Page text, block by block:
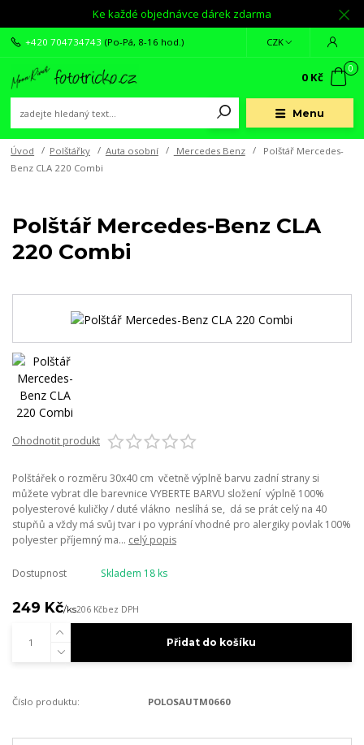
Ke každé objednávce dárek zdarma
Menu
CZK
+420 704734743 (Po-Pá, 8-16 hod.)
0
0 Kč
Úvod Polštářky Auta osobní Mercedes Benz
Polštář Mercedes-
Benz CLA 220 Combi
Polštář Mercedes-Benz CLA
220 Combi
Ohodnotit produkt
Polštářek o rozměru 30x40 cm včetně výplně barvu zadní strany si
můžete vybrat dle barevnice VYBERTE BARVU složení výplně 100%
polyesterové kuličky / duté vlákno neslíhá se, dá se prát celý na 40
stupňů a vždy má svůj tvar i po vyprání vhodné pro alergiky povlak 100%
polyester příjemný ma... celý popis
Dostupnost Skladem 18 ks
249 Kč/ks206 Kčbez DPH
Přidat do košíku
Číslo produktu: POLOSAUTM0660